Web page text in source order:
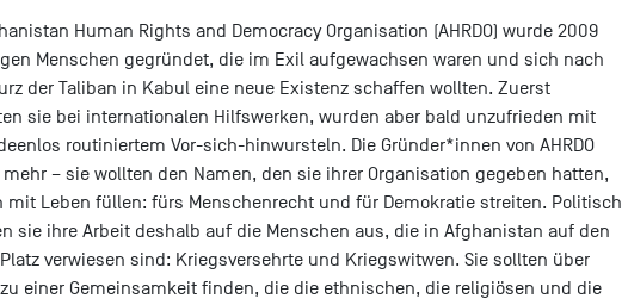
Human Rights and Democracy Organisation (AHRDO) wurde 2009
Menschen gegründet, die im Exil aufgewachsen waren und sich nach
der Taliban in Kabul eine neue Existenz schaffen wollten. Zuerst
sie bei internationalen Hilfswerken, wurden aber bald unzufrieden mit
routiniertem Vor-sich-hinwursteln. Die Gründer*innen von AHRDO
– sie wollten den Namen, den sie ihrer Organisation gegeben hatten,
mit Leben füllen: fürs Menschenrecht und für Demokratie streiten. Politisch
sie ihre Arbeit deshalb auf die Menschen aus, die in Afghanistan auf den
verwiesen sind: Kriegsversehrte und Kriegswitwen. Sie sollten über
zu einer Gemeinsamkeit finden, die die ethnischen, die religiösen und die